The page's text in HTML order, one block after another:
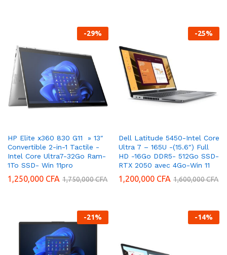
-29%
HP Elite x360 830 G11 » 13″
Convertible 2-in-1 Tactile -
Intel Core Ultra7-32Go Ram-
1To SSD- Win 11pro
1,250,000 CFA 1,750,000CFA
-25%
Dell Latitude 5450-Intel Core
Ultra 7 – 165U -(15.6″) Full
HD -16Go DDR5- 512Go SSD-
RTX 2050 avec 4Go-Win 11
1,200,000 CFA 1,600,000CFA
-21% -14%